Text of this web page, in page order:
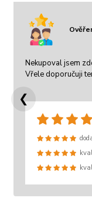
Nekupoval jsem
Vřele doporučuji
❮